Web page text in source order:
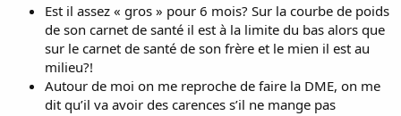
Est il assez « gros » pour 6 mois? Sur la courbe de poids
de son carnet de santé il est à la limite du bas alors que
sur le carnet de santé de son frère et le mien il est au
milieu?!
Autour de moi on me reproche de faire la DME, on me
dit qu’il va avoir des carences s’il ne mange pas